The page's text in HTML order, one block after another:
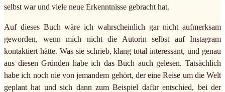
selbst war und viele neue Erkenntnisse gebracht hat.
Auf dieses Buch wäre ich wahrscheinlich gar nicht aufmerksam
geworden, wenn mich nicht die Autorin selbst auf Instagram
kontaktiert hätte. Was sie schrieb, klang total interessant, und genau
aus diesen Gründen habe ich das Buch auch gelesen. Tatsächlich
habe ich noch nie von jemandem gehört, der eine Reise um die Welt
geplant hat und sich dann zum Beispiel dafür entschied, bei der